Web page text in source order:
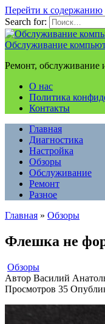
Перейти к содержанию
Search for:
Обслуживание
Ремонт, обслуживание
О нас
Политика
Контакты
Главная
Диагностика
Настройка
Обзоры
Обслуживание
Ремонт
Разное
Главная » Обзоры
Флешка не
Обзоры
Автор Василий
Просмотров 35